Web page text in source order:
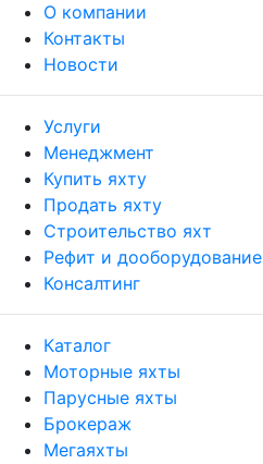
О компании
Контакты
Новости
Услуги
Менеджмент
Купить яхту
Продать яхту
Строительство яхт
Рефит и дооборудование
Консалтинг
Каталог
Моторные яхты
Парусные яхты
Брокераж
Мегаяхты